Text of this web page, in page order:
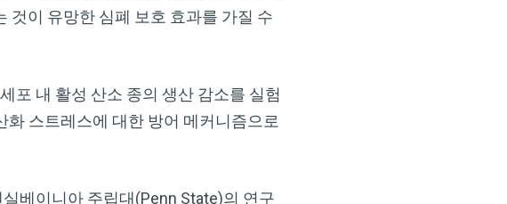
것이 유망한 심폐 보호 효과를 가질 수
포 내 활성 산소 종의 생산 감소를 실험
스트레스에 대한 방어 메커니즘으로
베이니아 주립대(Penn State)의 연구